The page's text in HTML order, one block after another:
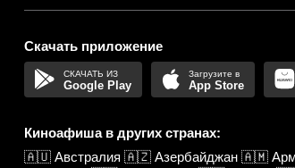
Скачать приложение
Google Play App Store
Киноафиша в других странах:
🇦🇺 Австралия 🇦🇿 Азербайджан 🇦🇲